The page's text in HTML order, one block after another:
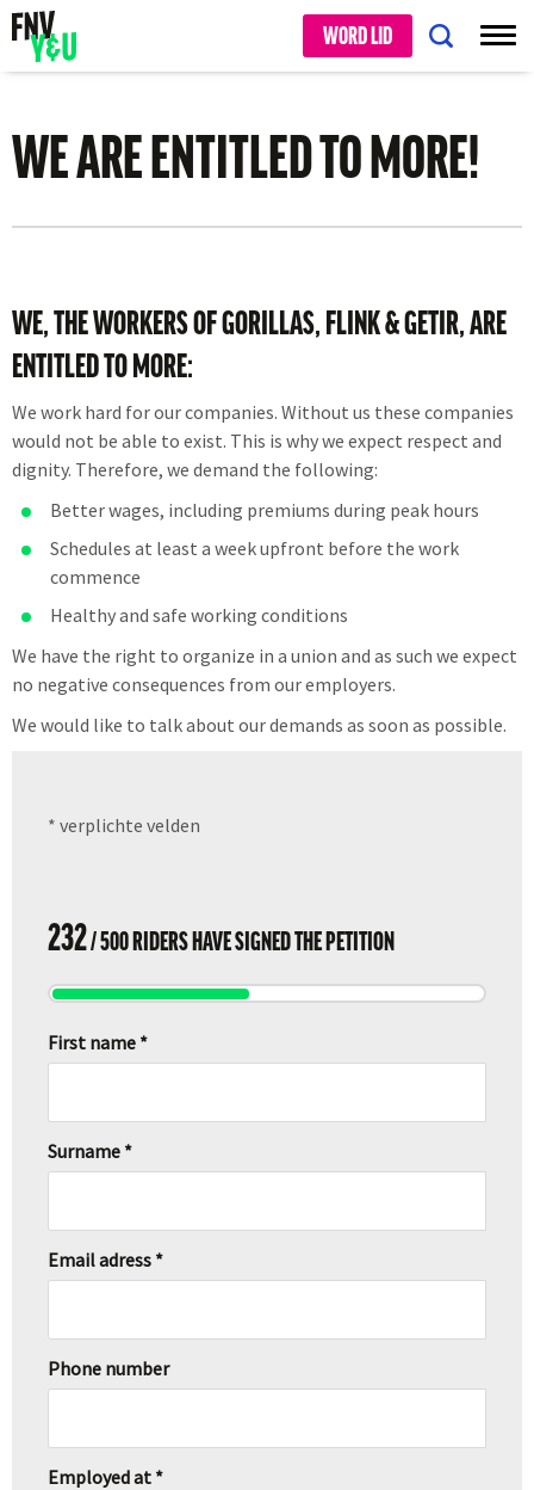
WORD LID
WE ARE ENTITLED TO MORE!
WE, THE WORKERS OF GORILLAS, FLINK & GETIR, ARE
ENTITLED TO MORE:
We work hard for our companies. Without us these companies
would not be able to exist. This is why we expect respect and
dignity. Therefore, we demand the following:
Better wages, including premiums during peak hours
Schedules at least a week upfront before the work
commence
Healthy and safe working conditions
We have the right to organize in a union and as such we expect
no negative consequences from our employers.
We would like to talk about our demands as soon as possible.
* verplichte velden
232/ 500 RIDERS HAVE SIGNED THE PETITION
First name *
Surname *
Email adress *
Phone number
Employed at *